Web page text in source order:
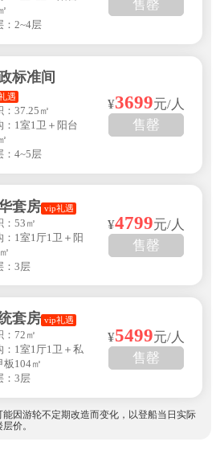
：2~4层
售罄
标准间
遇
：37.25㎡
：1室1卫＋阳台
：4~5层
¥3699元/人
售罄
套房 vip礼遇
：53㎡
：1室1厅1卫＋阳
：3层
¥4799元/人
售罄
套房 vip礼遇
：72㎡
：1室1厅1卫＋私
板104㎡
：3层
¥5499元/人
售罄
因游轮不定期改造而变化，以登船当日实际
价。